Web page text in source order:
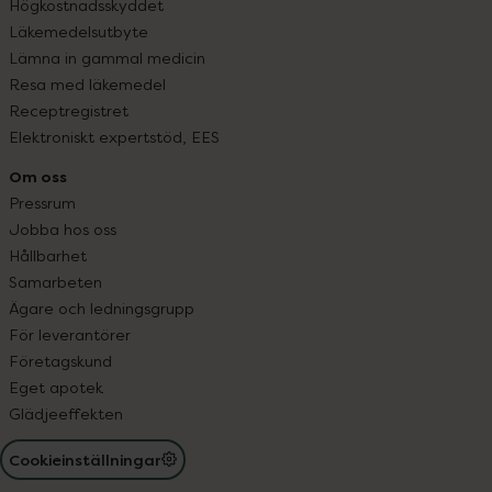
Högkostnadsskyddet
Läkemedelsutbyte
Lämna in gammal medicin
Resa med läkemedel
Receptregistret
Elektroniskt expertstöd, EES
Om oss
Pressrum
Jobba hos oss
Hållbarhet
Samarbeten
Ägare och ledningsgrupp
För leverantörer
Företagskund
Eget apotek
Glädjeeffekten
Cookieinställningar